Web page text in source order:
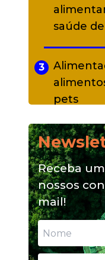
saúde
3
pets
4
feeding:
opções
pet
Receba
nossos
mail!